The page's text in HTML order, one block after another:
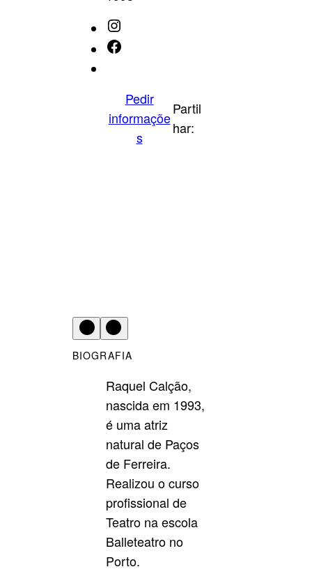
Pedir
informaçõe
s
Partil
har:
BIOGRAFIA
Raquel Calção,
nascida em 1993,
é uma atriz
natural de Paços
de Ferreira.
Realizou o curso
profissional de
Teatro na escola
Balleteatro no
Porto.